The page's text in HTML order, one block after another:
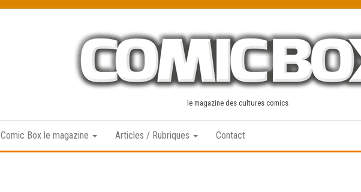
le magazine des cultures comics
Comic Box le magazine Articles / Rubriques Contact